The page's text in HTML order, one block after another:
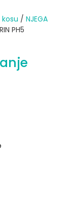
/ NJEGA
PH5